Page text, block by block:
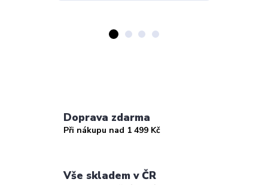
Doprava zdarma
Při nákupu nad 1 499 Kč
Vše skladem v ČR